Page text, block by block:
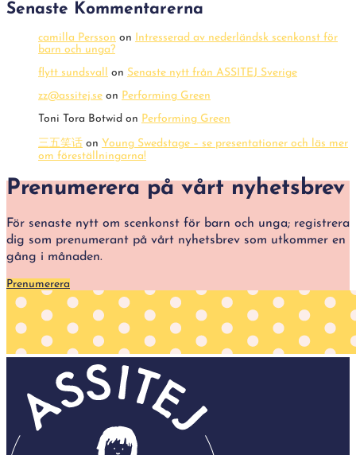
Senaste Kommentarerna
camilla Persson on
Intresserad av nederländsk scenkonst för
barn och unga?
flytt sundsvall
on Senaste nytt från ASSITEJ Sverige
zz@assitej.se on Performing Green
Toni Tora Botwid on Performing Green
三五笑话 on Young Swedstage – se presentationer och läs mer
om föreställningarna!
Prenumerera på vårt nyhetsbrev
För senaste nytt om scenkonst för barn och unga; registrera
dig som prenumerant på vårt nyhetsbrev som utkommer en
gång i månaden.
Prenumerera